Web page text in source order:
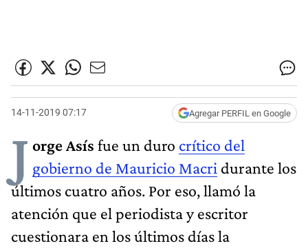
14-11-2019 07:17 Agregar PERFIL en Google
J orge Asís fue un duro crítico del
gobierno de Mauricio Macri durante los
últimos cuatro años. Por eso, llamó la
atención que el periodista y escritor
cuestionara en los últimos días la